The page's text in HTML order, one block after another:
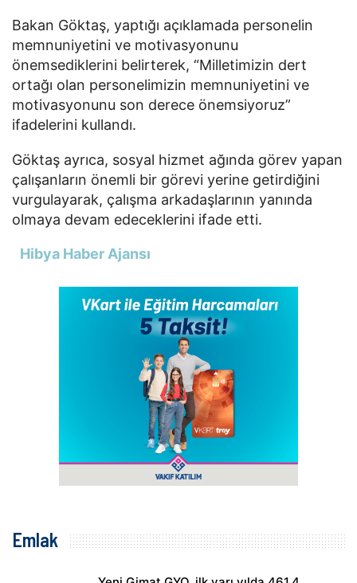
Bakan Göktaş, yaptığı açıklamada personelin
memnuniyetini ve motivasyonunu
önemsediklerini belirterek, “Milletimizin dert
ortağı olan personelimizin memnuniyetini ve
motivasyonunu son derece önemsiyoruz”
ifadelerini kullandı.
Göktaş ayrıca, sosyal hizmet ağında görev yapan
çalışanların önemli bir görevi yerine getirdiğini
vurgulayarak, çalışma arkadaşlarının yanında
olmaya devam edeceklerini ifade etti.
Hibya Haber Ajansı
Emlak